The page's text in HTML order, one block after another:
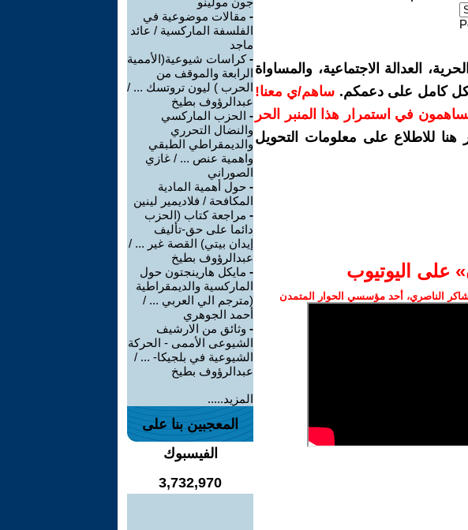
العدالة الاجتماعية، والمساواة
كامل على دعمكم. ساهم/ي معنا!
تساهمون في استمرار هذا المنبر الحر
هنا للاطلاع على معلومات التحويل
على اليوتيوب
الناصري، أحد مؤسسي الحوار المتمدن
- مقالات موضوعية في
الفلسفة الماركسية / عائد
ماجد
-كراسات شيوعية(الأممية
الرابعة والموقف من
الحرب ) ليون تروتسك ... /
عبدالرؤوف بطيخ
- الحزب الماركسي
والنضال التحرري
والديمقراطي الطبقي
واهمية عنص ... / غازي
الصوراني
- حول أهمية المادية
المكافحة / فلاديمير لينين
- مراجعة كتاب (الحزب
دائما على حق-تأليف
إيدان بيتي) القصة غير ... /
عبدالرؤوف بطيخ
- مايكل هارينجتون حول
الماركسية والديمقراطية
(مترجم الي العربي ... /
أحمد الجوهري
- وثائق من الارشيف
الشيوعى الأممى - الحركة
الشيوعية في بلجيكا- ... /
عبدالرؤوف بطيخ
المزيد.....
المعجبين بنا على
الفيسبوك
3,732,970